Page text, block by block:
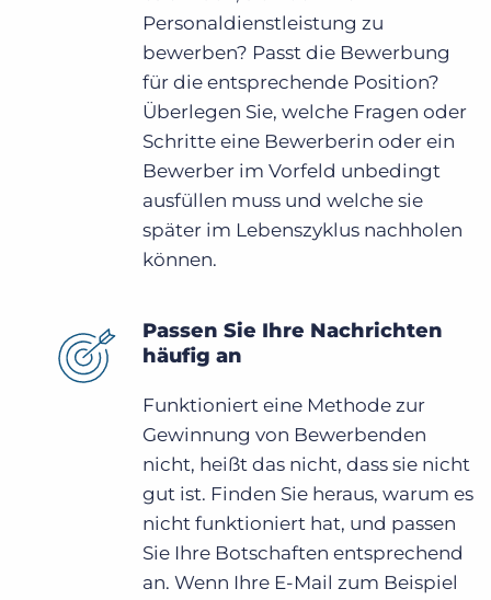
Personaldienstleistung zu
bewerben? Passt die Bewerbung
für die entsprechende Position?
Überlegen Sie, welche Fragen oder
Schritte eine Bewerberin oder ein
Bewerber im Vorfeld unbedingt
ausfüllen muss und welche sie
später im Lebenszyklus nachholen
können.
Passen Sie Ihre Nachrichten
häufig an
Funktioniert eine Methode zur
Gewinnung von Bewerbenden
nicht, heißt das nicht, dass sie nicht
gut ist. Finden Sie heraus, warum es
nicht funktioniert hat, und passen
Sie Ihre Botschaften entsprechend
an. Wenn Ihre E-Mail zum Beispiel